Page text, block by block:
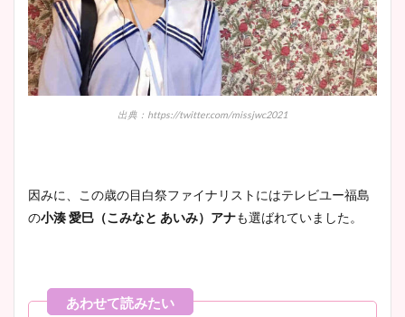
豊島実季アナのカップ画像ま
とめ！美脚や水着姿に年齢も
調査！
まとめ！足も美脚でカップも
凄い！
出典：https://twitter.com/missjwc2021
因みに、この歳の目白祭ファイナリストにはテレビユー福島
の小湊 愛巳（こみなと あいみ）アナも選ばれていました。